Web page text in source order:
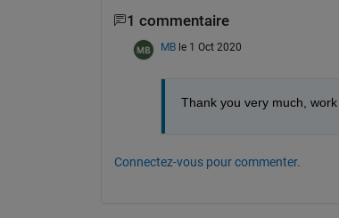
1 commentaire
MB le 1 Oct 2020
Thank you very much,
Connectez-vous pour commenter.